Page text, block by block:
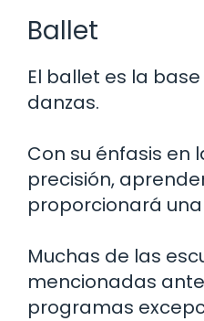
Ballet
El ballet es la
danzas.
Con su énfasis en
precisión,
proporcionará
Muchas de las
mencionadas
programas